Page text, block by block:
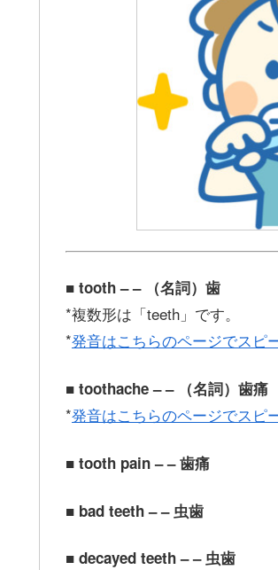
■ tooth – – （名詞）歯
*複数形は「teeth」です。
*発音はこちらのページでスピ
■ toothache – – （名詞）歯痛
*発音はこちらのページでスピ
■ tooth pain – – 歯痛
■ bad teeth – – 虫歯
■ decayed teeth – – 虫歯